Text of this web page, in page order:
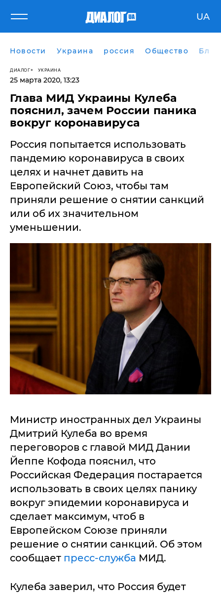
UA
Новости Украина россия Общество
ДИАЛОГ УКРАИНА
25 марта 2020, 13:23
Глава МИД Украины Кулеба
пояснил, зачем России паника
вокруг коронавируса
Россия попытается использовать
пандемию коронавируса в своих
целях и начнет давить на
Европейский Союз, чтобы там
приняли решение о снятии санкций
или об их значительном
уменьшении.
Министр иностранных дел Украины
Дмитрий Кулеба во время
переговоров с главой МИД Дании
Йеппе Кофода пояснил, что
Российская Федерация постарается
использовать в своих целях панику
вокруг эпидемии коронавируса и
сделает максимум, чтоб в
Европейском Союзе приняли
решение о снятии санкций. Об этом
сообщает пресс-служба МИД.
Кулеба заверил, что Россия будет